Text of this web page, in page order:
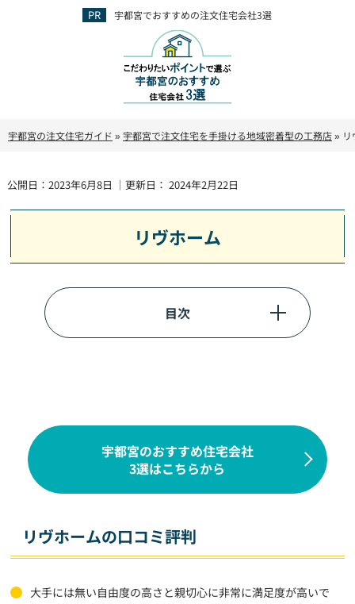
宇都宮でおすすめの注文住宅会社3選
宇都宮の注文住宅ガイド » 宇都宮で注文住宅を手掛ける地域密着型の工務店»
公開日： 2023年6月8日 ｜更新日： 2024年2月22日
リヴホーム
目次
宇都宮のおすすめ住宅会社
3選はこちらから
リヴホームの口コミ評判
大手には無い自由度の高さと親切心に非常に満足度が高いで